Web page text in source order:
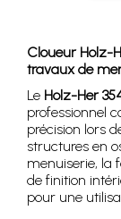
Cloueur Holz-
travaux de
Le Holz-Her
professionnel
précision lors
structures en
menuiserie, la
de finition
pour une